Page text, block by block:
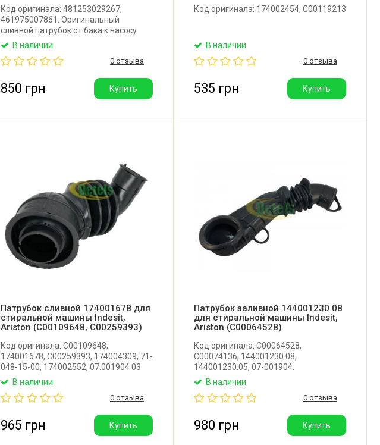
Код оригинала: 481253029267,
461975007861. Оригинальный
сливной патрубок от бака к насосу
для стиральной машины Whirlpool,
Bauknecht, Bosch, Siemens, Gorenje,
Indesit, Ariston, Hotpoint-Ariston.
В наличии
0 отзыва
850 грн Купить
Код оригинала: 174002454, C00119213
В наличии
0 отзыва
535 грн Купить
Патрубок сливной 174001678 для
стиральной машины Indesit,
Ariston (C00109648, C00259393)
Код оригинала: C00109648,
174001678, C00259393, 174004309, 71-
048-15-00, 174002552, 07.001904 03.
Оригинальный сливной патрубок от
бака к насосу для стиральной машины
Indesit, Ariston. Производитель:
В наличии
0 отзыва
965 грн Купить
Патрубок заливной 144001230.08
для стиральной машины Indesit,
Ariston (C00064528)
Код оригинала: C00064528,
C00074136, 144001230.08,
144001230.05, 07-001904.
Оригинальный заливной патрубок от
порошкоприемника к баку для
стиральной машины Indesit, Ariston.
В наличии
0 отзыва
980 грн Купить